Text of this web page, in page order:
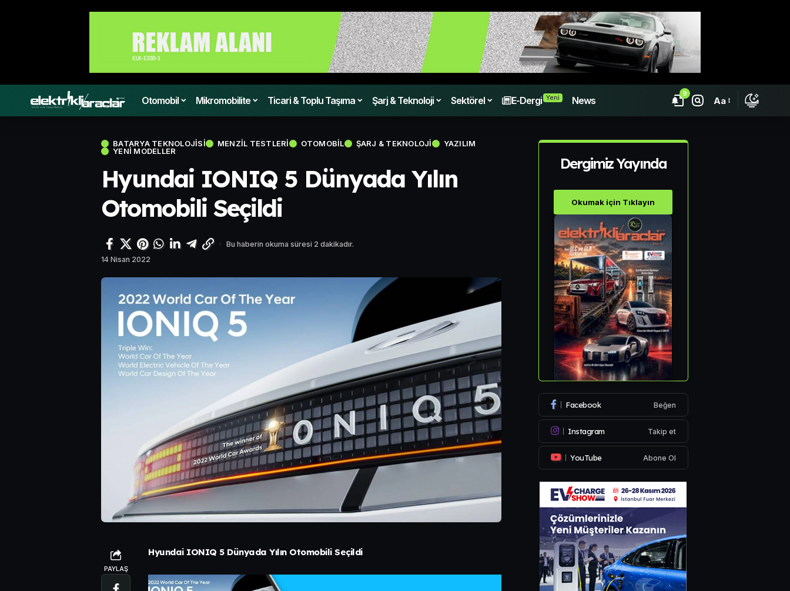
Otomobil Mikromobilite Ticari & Toplu Taşıma Şarj & Teknoloji Sektörel E-Dergi Yeni News
9
Aa
BATARYA TEKNOLOJISI MENZIL TESTLERI OTOMOBIL ŞARJ & TEKNOLOJI
YAZILIM
YENI MODELLER
Hyundai IONIQ 5 Dünyada Yılın
Otomobili Seçildi
14 Nisan 2022
Bu haberin okuma süresi 2 dakikadır.
PAYLAŞ
Hyundai IONIQ 5 Dünyada Yılın Otomobili Seçildi
Dergimiz Yayında
Okumak için Tıklayın
Facebook Beğen
Instagram Takip et
YouTube Abone Ol